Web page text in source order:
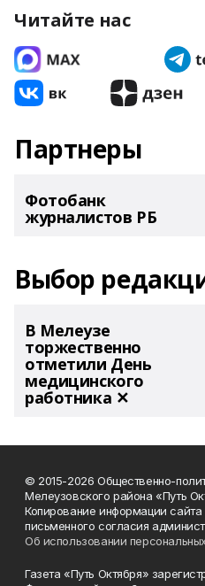
Читайте нас
Партнеры
Фотобанк
журналистов РБ
Выбор
В Мелеузе
торжественно
отметили День
медицинского
работника ✕
© 2015-2026 Общественно-
Мелеузовского района «Путь
Копирование информации
письменного согласия
Об использовании
Газета «Путь Октября»